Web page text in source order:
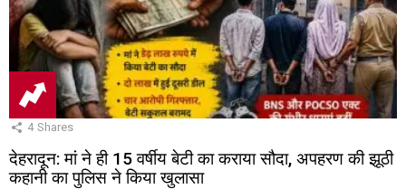
4 Shares
देहरादून: मां ने ही 15 वर्षीय बेटी का कराया सौदा, अपहरण की झूठी
कहानी का पुलिस ने किया खुलासा